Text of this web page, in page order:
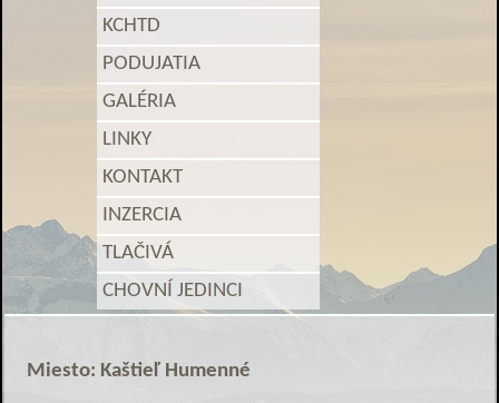
KCHTD
PODUJATIA
GALÉRIA
LINKY
KONTAKT
INZERCIA
TLAČIVÁ
CHOVNÍ JEDINCI
Miesto: Kaštieľ Humenné